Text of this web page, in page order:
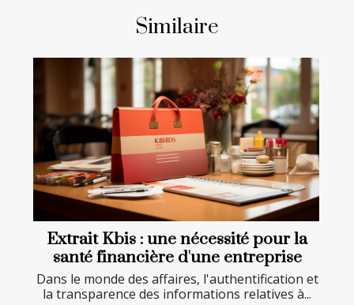
Similaire
Extrait Kbis : une nécessité pour la
santé financière d'une entreprise
Dans le monde des affaires, l'authentification et
la transparence des informations relatives à...